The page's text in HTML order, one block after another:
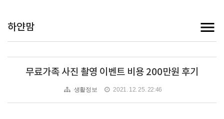
하얀맘
무료가족 사진 촬영 이벤트 비용 200만원 후기
생활정보 2021. 12. 25. 22:46